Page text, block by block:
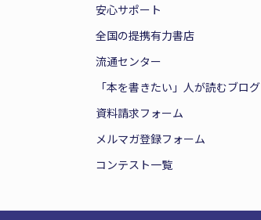
安心サポート
全国の提携有力書店
流通センター
「本を書きたい」人が読むブログ
資料請求フォーム
メルマガ登録フォーム
コンテスト一覧